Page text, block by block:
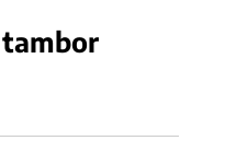
tambor